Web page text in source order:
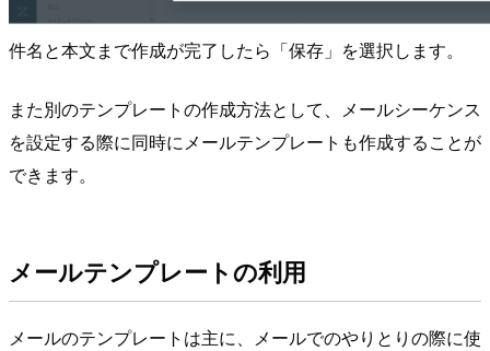
件名と本文まで作成が完了したら「保存」を選択します。
また別のテンプレートの作成方法として、メールシーケンス
を設定する際に同時にメールテンプレートも作成することが
できます。
メールテンプレートの利用
メールのテンプレートは主に、メールでのやりとりの際に使